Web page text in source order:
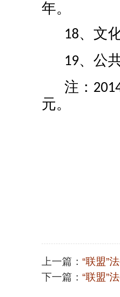
年。
18、文
19、公
注：
元。
上一篇： “联盟”
下一篇： “联盟”